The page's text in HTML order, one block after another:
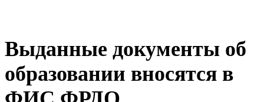
Выданные документы об
образовании вносятся в